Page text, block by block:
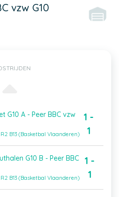
vzw G10
G10 A - Peer BBC vzw
R2 B13 (Basketbal Vlaanderen)
1 -
1
G10 B - Peer BBC
R2 B13 (Basketbal Vlaanderen)
1 -
1